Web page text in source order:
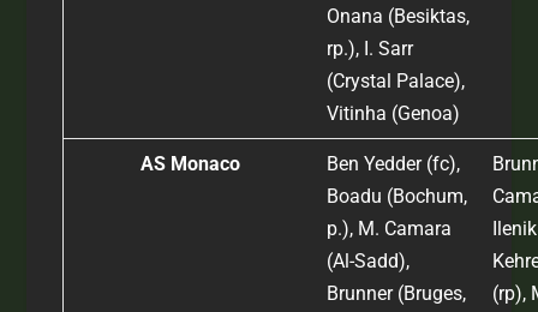
Onana (Besiktas,
rp.), I. Sarr
(Crystal Palace),
Vitinha (Genoa)
AS Monaco
Ben Yedder (fc),
Boadu (Bochum,
p.), M. Camara
(Al-Sadd),
Brunner (Bruges,
(rp),